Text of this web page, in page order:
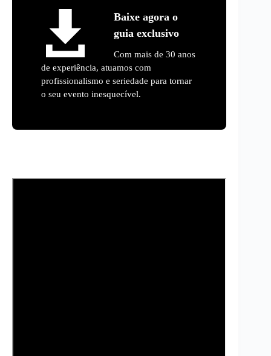
Baixe agora o
guia exclusivo
Com mais de 30 anos
de experiência, atuamos com
profissionalismo e seriedade para tornar
o seu evento inesquecível.